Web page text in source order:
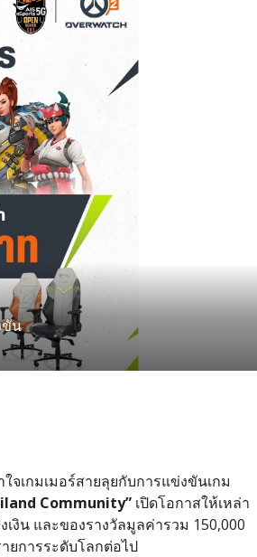
ขัน
จเกมเมอร์สายลุยกับการแข่งขันเกม
Community”เปิดโอกาสให้เหล่า
งิน และของรางวัลมูลค่ารวม 150,000
ยการระดับโลกต่อไป